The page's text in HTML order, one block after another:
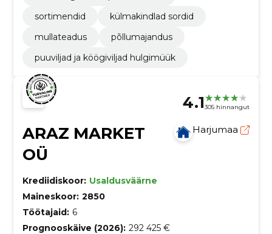
sortimendid
külmakindlad sordid
mullateadus
põllumajandus
puuviljad ja köögiviljad hulgimüük
4.1305 hinnangut
ARAZ MARKET
OÜ
Harjumaa
Krediidiskoor: Usaldusväärne
Maineskoor: 2850
Töötajaid: 6
Prognooskäive (2026): 292 425 €